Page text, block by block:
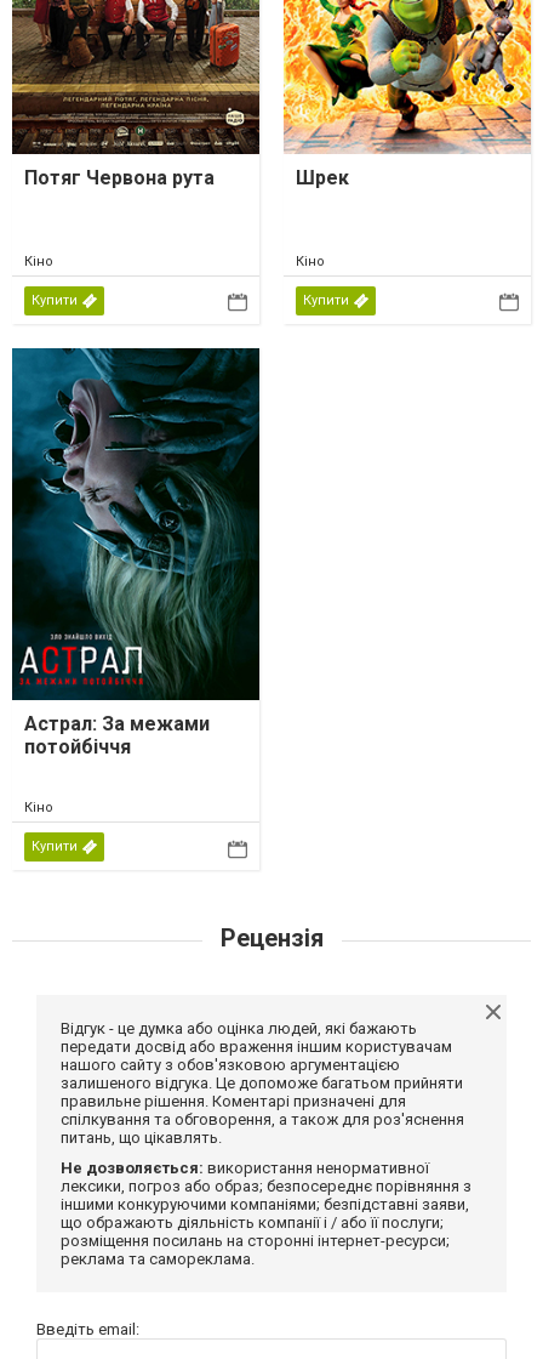
Потяг Червона рута
Кіно
Купити
Шрек
Кіно
Купити
Астрал: За межами
потойбіччя
Кіно
Купити
Рецензія
Відгук - це думка або оцінка людей, які бажають
передати досвід або враження іншим користувачам
нашого сайту з обов'язковою аргументацією
залишеного відгука. Це допоможе багатьом прийняти
правильне рішення. Коментарі призначені для
спілкування та обговорення, а також для роз'яснення
питань, що цікавлять.
Не дозволяється: використання ненормативної
лексики, погроз або образ; безпосереднє порівняння з
іншими конкуруючими компаніями; безпідставні заяви,
що ображають діяльність компанії і / або її послуги;
розміщення посилань на сторонні інтернет-ресурси;
реклама та самореклама.
Введіть email: